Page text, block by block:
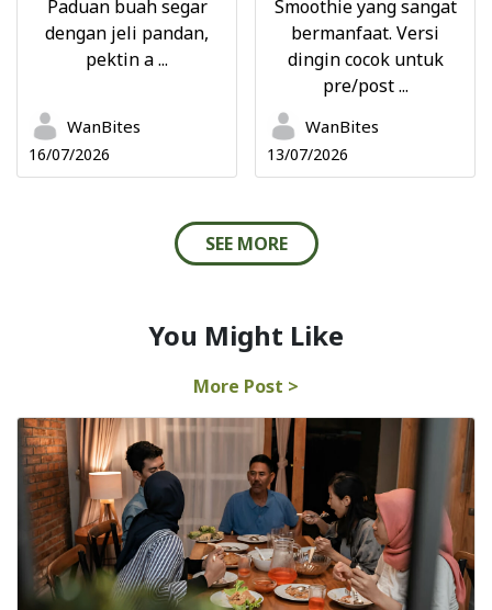
Paduan buah segar
dengan jeli pandan,
pektin a ...
WanBites
16/07/2026
Smoothie yang sangat
bermanfaat. Versi
dingin cocok untuk
pre/post ...
WanBites
13/07/2026
SEE MORE
You Might Like
More Post >